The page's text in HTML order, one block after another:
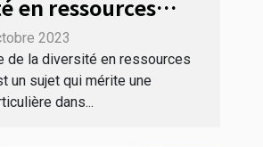
en ressources
2023
de la diversité en ressources
un sujet qui mérite une
dans...